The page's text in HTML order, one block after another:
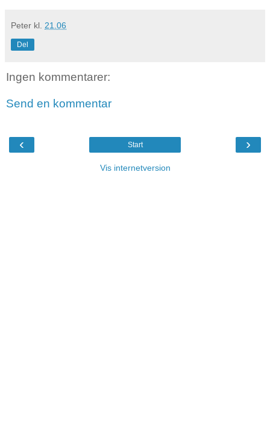
Peter kl. 21.06
Del
Ingen kommentarer:
Send en kommentar
‹ ›
Start
Vis internetversion